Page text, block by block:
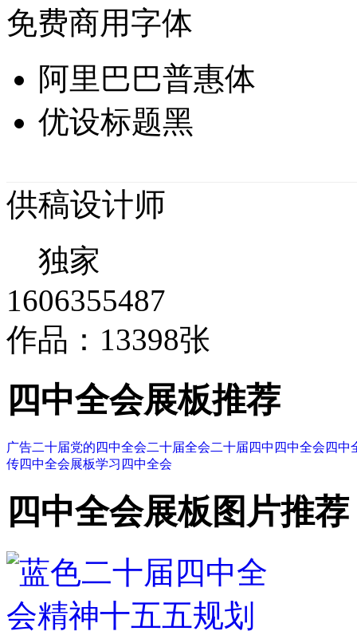
免费商用字体
阿里巴巴普惠体
优设标题黑
供稿设计师
独家
1606355487
作品：13398张
四中全会展板推荐
广告二十届党的四中全会二十届全会二十届四中 四中全会 四中
传四中全会展板学习四中全会
四中全会展板图片推荐